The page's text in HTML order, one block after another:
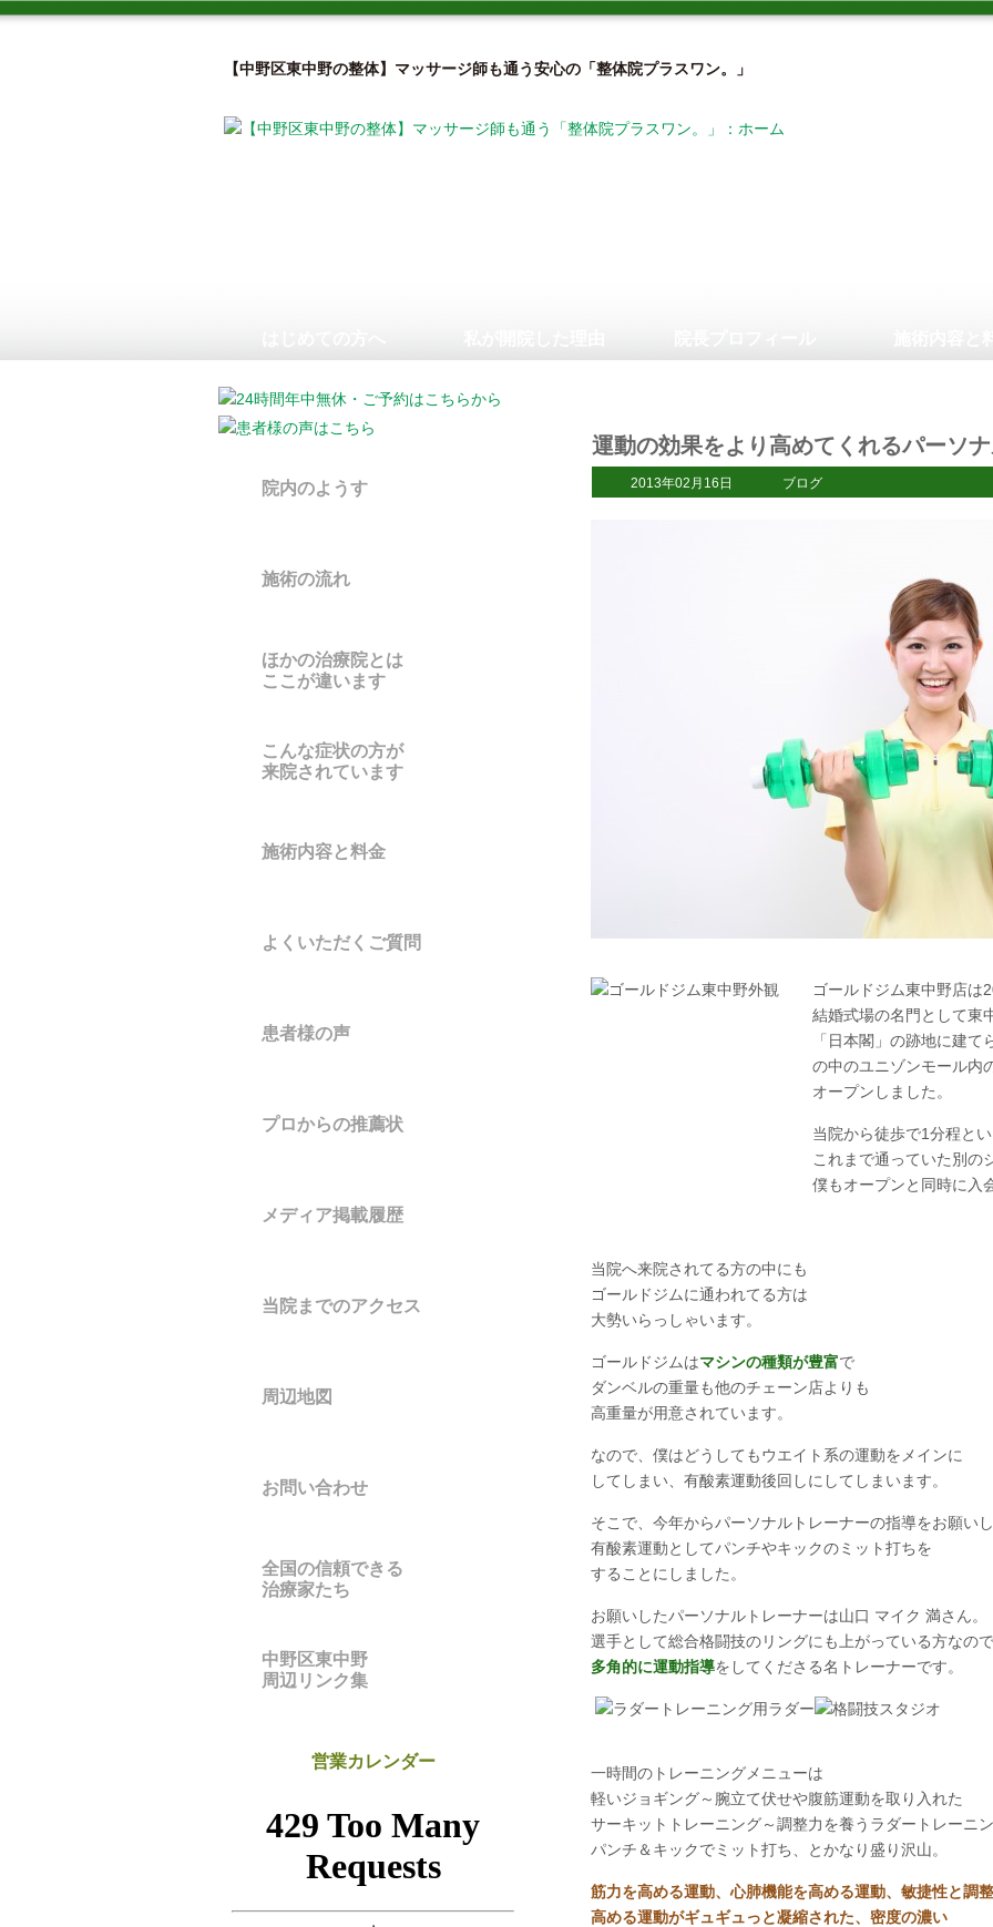
【中野区東中野の整体】マッサージ師も通う安心の「整体院プラスワン。」
運動の効果をより高めてくれるパーソ
2013年02月16日 ブログ
ゴールドジム東中野店は
結婚式場の名門として東
「日本閣」の跡地に建て
の中のユニゾンモール内
オープンしました。
当院から徒歩で1分程とい
これまで通っていた別の
僕もオープンと同時に入
当院へ来院されてる方の中にも
ゴールドジムに通われてる方は
大勢いらっしゃいます。
ゴールドジムはマシンの種類が豊富で
ダンベルの重量も他のチェーン店よりも
高重量が用意されています。
なので、僕はどうしてもウエイト系の運動をメインに
してしまい、有酸素運動後回しにしてしまいます。
そこで、今年からパーソナルトレーナーの指導をお願いし
有酸素運動としてパンチやキックのミット打ちを
することにしました。
お願いしたパーソナルトレーナーは山口 マイク 満さん。
選手として総合格闘技のリングにも上がっている方なので
多角的に運動指導をしてくださる名トレーナーです。
一時間のトレーニングメニューは
軽いジョギング～腕立て伏せや腹筋運動を取り入れた
サーキットトレーニング～調整力を養うラダートレーニ
パンチ＆キックでミット打ち、とかなり盛り沢山。
筋力を高める運動、心肺機能を高める運動、敏捷性と調
高める運動がギュギュっと凝縮された、密度の濃い
院内のようす
施術の流れ
ほかの治療院とは
ここが違います
こんな症状の方が
来院されています
施術内容と料金
よくいただくご質問
患者様の声
プロからの推薦状
メディア掲載履歴
当院までのアクセス
周辺地図
お問い合わせ
全国の信頼できる
治療家たち
中野区東中野
周辺リンク集
営業カレンダー